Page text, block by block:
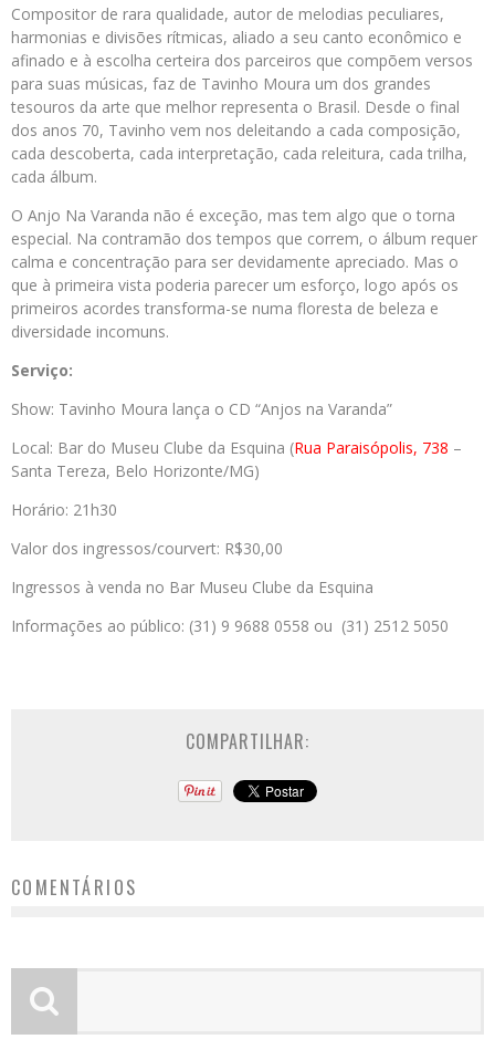
Compositor de rara qualidade, autor de melodias peculiares,
harmonias e divisões rítmicas, aliado a seu canto econômico e
afinado e à escolha certeira dos parceiros que compõem versos
para suas músicas, faz de Tavinho Moura um dos grandes
tesouros da arte que melhor representa o Brasil. Desde o final
dos anos 70, Tavinho vem nos deleitando a cada composição,
cada descoberta, cada interpretação, cada releitura, cada trilha,
cada álbum.
O Anjo Na Varanda não é exceção, mas tem algo que o torna
especial. Na contramão dos tempos que correm, o álbum requer
calma e concentração para ser devidamente apreciado. Mas o
que à primeira vista poderia parecer um esforço, logo após os
primeiros acordes transforma-se numa floresta de beleza e
diversidade incomuns.
Serviço:
Show: Tavinho Moura lança o CD “Anjos na Varanda”
Local: Bar do Museu Clube da Esquina (Rua Paraisópolis, 738 –
Santa Tereza, Belo Horizonte/MG)
Horário: 21h30
Valor dos ingressos/courvert: R$30,00
Ingressos à venda no Bar Museu Clube da Esquina
Informações ao público: (31) 9 9688 0558 ou (31) 2512 5050
COMPARTILHAR:
COMENTÁRIOS